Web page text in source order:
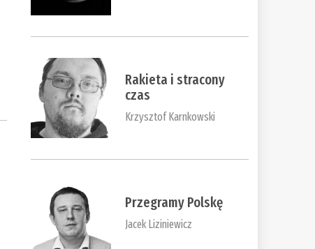
Rakieta i stracony
czas
Krzysztof Karnkowski
Przegramy Polskę
Jacek Liziniewicz